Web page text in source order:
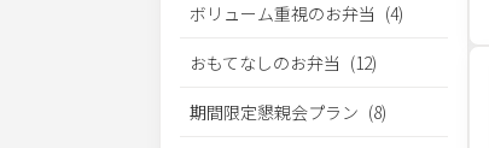
ボリューム重視のお弁当 (4)
おもてなしのお弁当 (12)
期間限定懇親会プラン (8)